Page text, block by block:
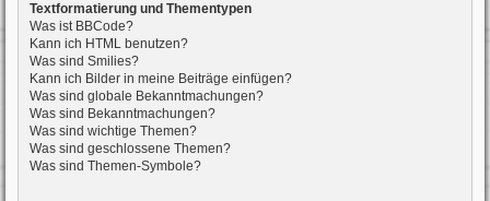
Textformatierung und Thementypen
Was ist BBCode?
Kann ich HTML benutzen?
Was sind Smilies?
Kann ich Bilder in meine Beiträge einfügen?
Was sind globale Bekanntmachungen?
Was sind Bekanntmachungen?
Was sind wichtige Themen?
Was sind geschlossene Themen?
Was sind Themen-Symbole?